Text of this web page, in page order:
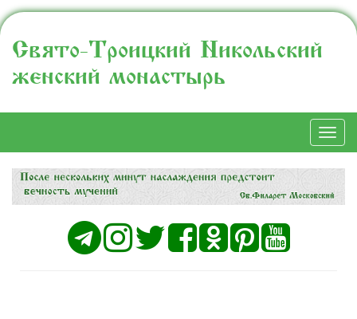
Свято-Троицкий Никольский
женский монастырь